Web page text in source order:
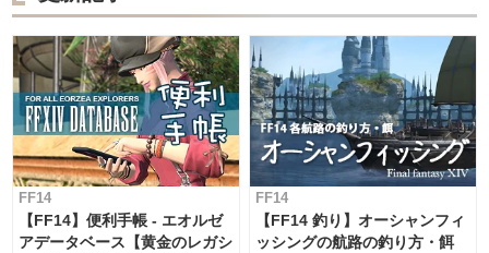
FF14
【FF14】便利手帳 - エオルゼ
アデータベース【黄金のレガシ
FF14
【FF14 釣り】オーシャンフィ
ッシングの航路の釣り方・餌